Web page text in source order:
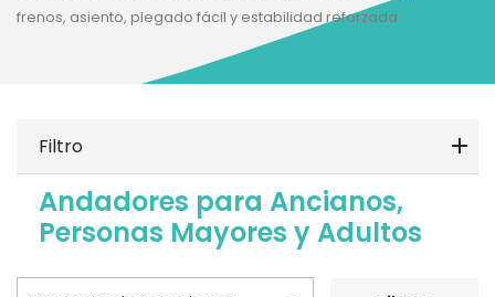
frenos, asiento, plegado fácil y estabilidad reforzada.
Filtro
Andadores para Ancianos,
Personas Mayores y Adultos